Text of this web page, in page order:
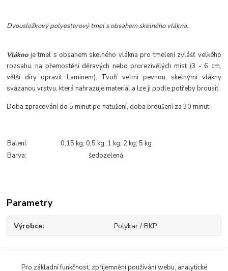
Dvousložkový polyesterový tmel s obsahem skelného vlákna.
Vláknoje tmel s obsahem skelného vlákna pro tmelení zvlášť velkého
rozsahu, na přemostění děravých nebo prorezivělých míst (3 - 6 cm,
větší díry opravit Laminem). Tvoří velmi pevnou, skelnými vlákny
svázanou vrstvu, která nahrazuje materiál a lze ji podle potřeby brousit.
Doba zpracování do 5 minut po natužení, doba broušení za 30 minut.
Balení:
0,15 kg; 0,5 kg; 1 kg; 2 kg; 5 kg
Barva:
šedozelená
Parametry
Výrobce Polykar / BKP
Pro základní funkčnost, zpříjemnění používání webu, analytické